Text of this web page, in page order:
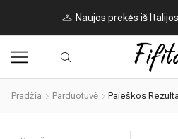
Naujos prekės iš
Pradžia Parduotuvė Paieškos